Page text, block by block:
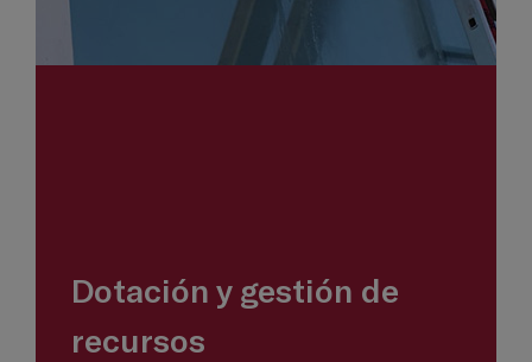
Dotación y gestión de
recursos